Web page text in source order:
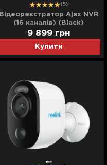
(5)
Відеореєстратор Ajax NVR
(16 каналів) (Black)
Купити
9 899 грн